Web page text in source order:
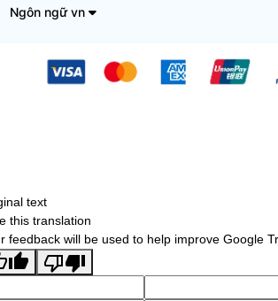
Ngôn ngữ vn
text
this translation
feedback will be used to help improve Google